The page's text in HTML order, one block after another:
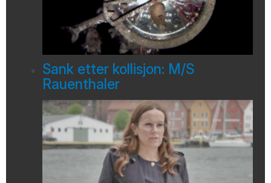
Sank etter kollisjon: M/S
Rauenthaler